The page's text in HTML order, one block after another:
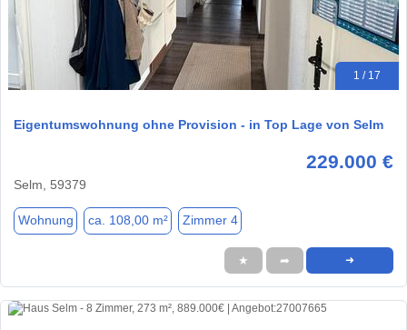
1 / 17
Eigentumswohnung ohne Provision - in Top Lage von Selm
229.000 €
Selm, 59379
Wohnung ca. 108,00 m² Zimmer 4
★ ➦ ➜